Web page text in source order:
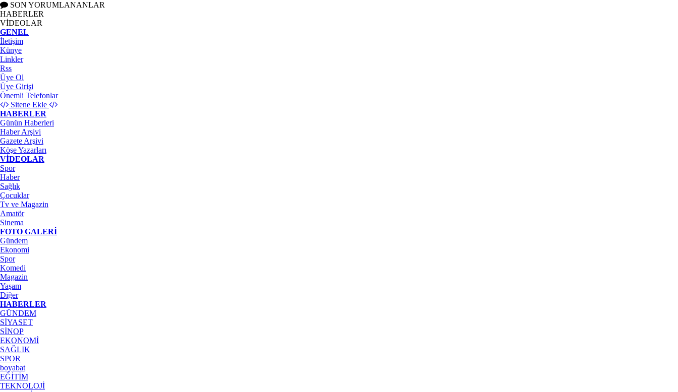
SON YORUMLANANLAR
HABERLER
VİDEOLAR
GENEL
İletişim
Künye
Linkler
Rss
Üye Ol
Üye Girişi
Önemli Telefonlar
Sitene Ekle
HABERLER
Günün Haberleri
Haber Arşivi
Gazete Arşivi
Köşe Yazarları
VİDEOLAR
Spor
Haber
Sağlık
Çocuklar
Tv ve Magazin
Amatör
Sinema
FOTO GALERİ
Gündem
Ekonomi
Spor
Komedi
Magazin
Yaşam
Diğer
HABERLER
GÜNDEM
SİYASET
SİNOP
EKONOMİ
SAĞLIK
SPOR
boyabat
EĞİTİM
TEKNOLOJİ